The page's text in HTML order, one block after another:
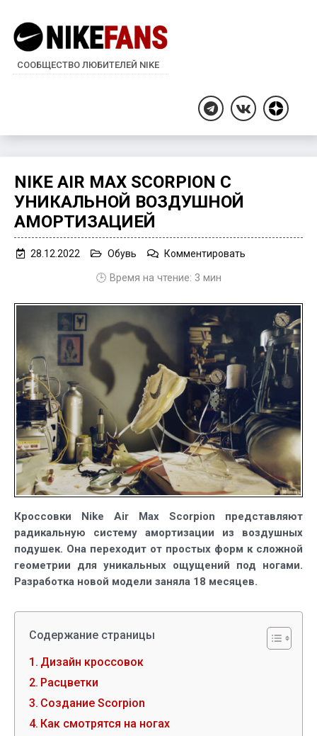
СООБЩЕСТВО ЛЮБИТЕЛЕЙ NIKE
TelegramВКонтакте
Дзен
NIKE AIR MAX SCORPION С
УНИКАЛЬНОЙ ВОЗДУШНОЙ
АМОРТИЗАЦИЕЙ
28.12.2022 Обувь Комментировать
Scorpion
уникальной
воздушной
амортизацией
🕒 Время на чтение: 3 мин
Кроссовки Nike Air Max Scorpion представляют
радикальную систему амортизации из воздушных
подушек. Она переходит от простых форм к сложной
геометрии для уникальных ощущений под ногами.
Разработка новой модели заняла 18 месяцев.
Содержание страницы
Дизайн кроссовок
Расцветки
Создание Scorpion
Как смотрятся на ногах